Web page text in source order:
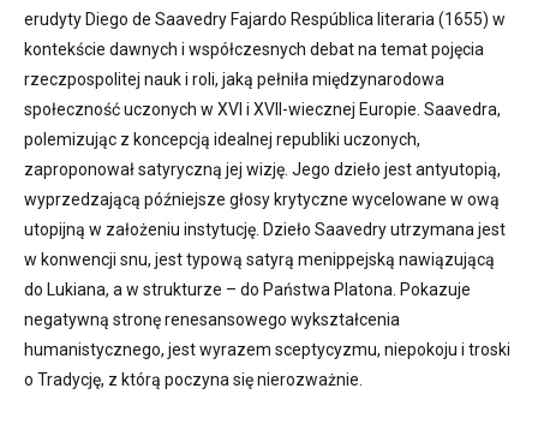
erudyty Diego de Saavedry Fajardo Respública literaria (1655) w
kontekście dawnych i współczesnych debat na temat pojęcia
rzeczpospolitej nauk i roli, jaką pełniła międzynarodowa
społeczność uczonych w XVI i XVII-wiecznej Europie. Saavedra,
polemizując z koncepcją idealnej republiki uczonych,
zaproponował satyryczną jej wizję. Jego dzieło jest antyutopią,
wyprzedzającą późniejsze głosy krytyczne wycelowane w ową
utopijną w założeniu instytucję. Dzieło Saavedry utrzymana jest
w konwencji snu, jest typową satyrą menippejską nawiązującą
do Lukiana, a w strukturze – do Państwa Platona. Pokazuje
negatywną stronę renesansowego wykształcenia
humanistycznego, jest wyrazem sceptycyzmu, niepokoju i troski
o Tradycję, z którą poczyna się nierozważnie.